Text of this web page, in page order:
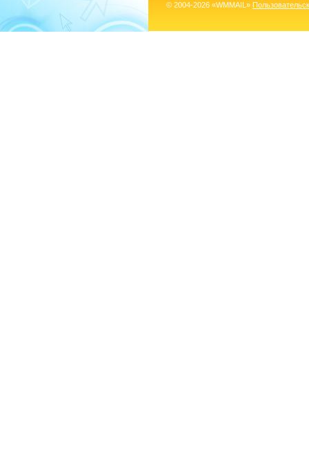
© 2004-2026 «WMMAIL»